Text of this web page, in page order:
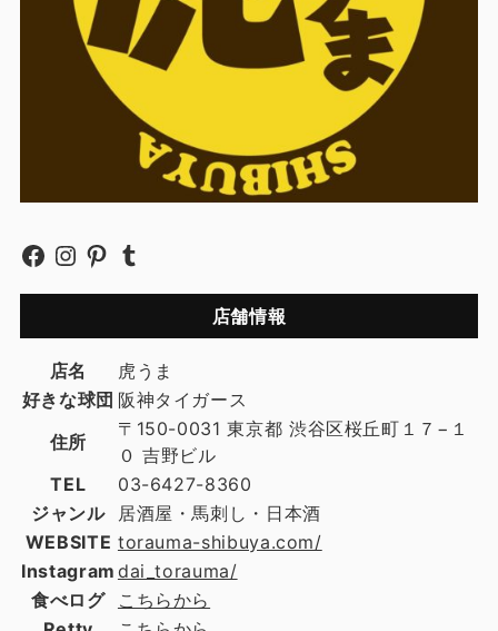
店舗情報
店名
虎うま
好きな球団 阪神タイガース
住所
〒150-0031 東京都 渋谷区桜丘町１７−１
０ 吉野ビル
TEL
03-6427-8360
ジャンル
居酒屋・馬刺し・日本酒
WEBSITE torauma-shibuya.com/
Instagram dai_torauma/
食べログ
こちらから